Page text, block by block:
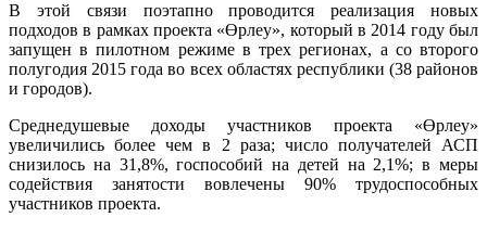
В этой связи поэтапно проводится реализация новых
подходов в рамках проекта «Өрлеу», который в 2014 году был
запущен в пилотном режиме в трех регионах, а со второго
полугодия 2015 года во всех областях республики (38 районов
и городов).
Среднедушевые доходы участников проекта «Өрлеу»
увеличились более чем в 2 раза; число получателей АСП
снизилось на 31,8%, госпособий на детей на 2,1%; в меры
содействия занятости вовлечены 90% трудоспособных
участников проекта.